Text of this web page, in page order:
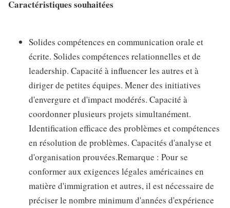
Caractéristiques souhaitées
Solides compétences en communication orale et
écrite. Solides compétences relationnelles et de
leadership. Capacité à influencer les autres et à
diriger de petites équipes. Mener des initiatives
d'envergure et d'impact modérés. Capacité à
coordonner plusieurs projets simultanément.
Identification efficace des problèmes et compétences
en résolution de problèmes. Capacités d'analyse et
d'organisation prouvées.Remarque : Pour se
conformer aux exigences légales américaines en
matière d'immigration et autres, il est nécessaire de
préciser le nombre minimum d'années d'expérience